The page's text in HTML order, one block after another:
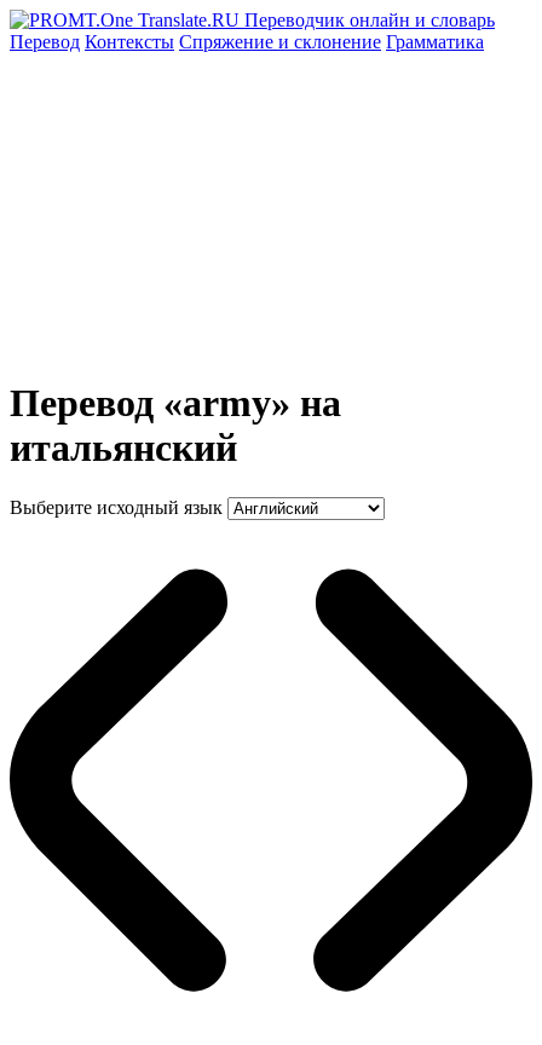
Перевод Контексты Спряжение и склонение Грамматика
Перевод «army» на
итальянский
Выберите исходный язык